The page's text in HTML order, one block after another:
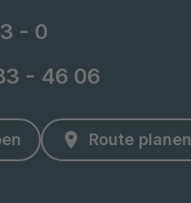
- 0
- 46 06
Route planen